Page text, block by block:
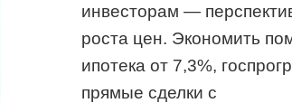
инвесторам —
роста цен. Экономить
ипотека от 7,3%,
прямые сделки с